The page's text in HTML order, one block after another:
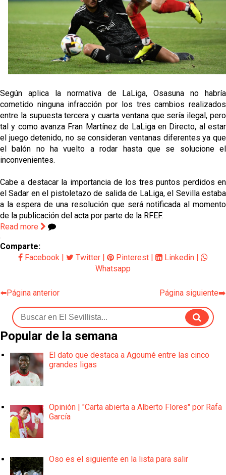
Oso es el siguiente en la lista para salir
Banquillos confirmados: así queda la cantera del
Sevilla Femenino para la 2026/27
Previa | El Sevilla FC cierra la pretemporada con el
exigente choque ante el Bayer Leverkusen
Según aplica la normativa de LaLiga, Osasuna no habría
cometido ninguna infracción por los tres cambios realizados
entre la supuesta tercera y cuarta ventana que sería ilegal, pero
tal y como avanza Fran Martínez de LaLiga en Directo, al estar
el juego detenido, no se consideran ventanas diferentes ya que
el balón no ha vuelto a rodar hasta que se solucione el
inconvenientes.
Cabe a destacar la importancia de los tres puntos perdidos en
el Sadar en el pistoletazo de salida de LaLiga, el Sevilla estaba
a la espera de una resolución que será notificada al momento
de la publicación del acta por parte de la RFEF.
Read more
Comparte:
Facebook | Twitter | Pinterest | Linkedin |
Whatsapp
⬅️Página anterior Página siguiente➡️
Popular de la semana
El dato que destaca a Agoumé entre las cinco
grandes ligas
Opinión | "Carta abierta a Alberto Flores" por Rafa
García
Oso es el siguiente en la lista para salir